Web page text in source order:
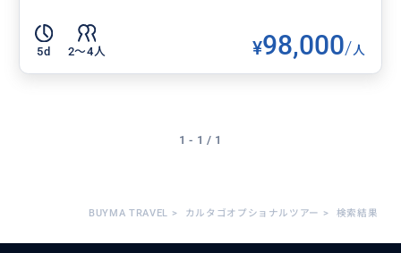
5d 2〜4人 ¥98,000/人
1 - 1 / 1
BUYMA TRAVEL > カルタゴオプショナルツアー > 検索結果